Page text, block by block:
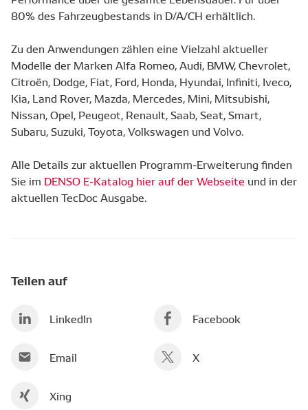
80% des Fahrzeugbestands in D/A/CH erhältlich.
Zu den Anwendungen zählen eine Vielzahl aktueller
Modelle der Marken Alfa Romeo, Audi, BMW, Chevrolet,
Citroën, Dodge, Fiat, Ford, Honda, Hyundai, Infiniti, Iveco,
Kia, Land Rover, Mazda, Mercedes, Mini, Mitsubishi,
Nissan, Opel, Peugeot, Renault, Saab, Seat, Smart,
Subaru, Suzuki, Toyota, Volkswagen und Volvo.
Alle Details zur aktuellen Programm-Erweiterung finden
Sie im DENSO E-Katalog hier auf der Webseite und in der
aktuellen TecDoc Ausgabe.
Teilen auf
LinkedIn Facebook
Email X
Xing